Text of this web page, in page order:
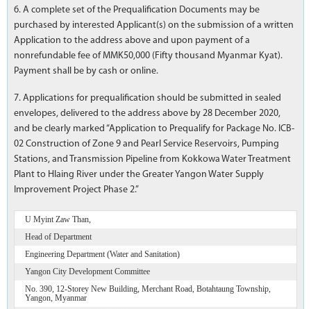
6. A complete set of the Prequalification Documents may be
purchased by interested Applicant(s) on the submission of a written
Application to the address above and upon payment of a
nonrefundable fee of MMK50,000 (Fifty thousand Myanmar Kyat).
Payment shall be by cash or online.
7. Applications for prequalification should be submitted in sealed
envelopes, delivered to the address above by 28 December 2020,
and be clearly marked “Application to Prequalify for Package No. ICB-
02 Construction of Zone 9 and Pearl Service Reservoirs, Pumping
Stations, and Transmission Pipeline from Kokkowa Water Treatment
Plant to Hlaing River under the Greater Yangon Water Supply
Improvement Project Phase 2.”
U Myint Zaw Than,
Head of Department
Engineering Department (Water and Sanitation)
Yangon City Development Committee
No. 390, 12-Storey New Building, Merchant Road, Botahtaung Township,
Yangon, Myanmar